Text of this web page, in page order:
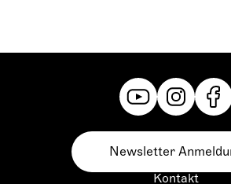
Kontakt
Newsletter